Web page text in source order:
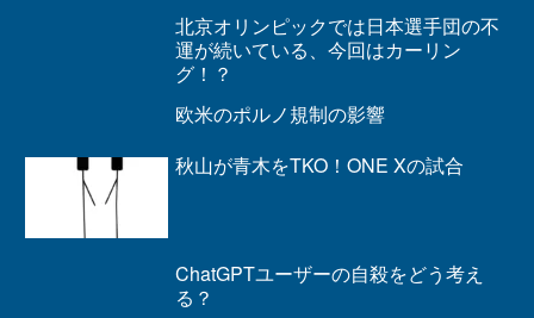
北京オリンピックでは日本選手団の不
運が続いている、今回はカーリン
グ！？
欧米のポルノ規制の影響
秋山が青木をTKO！ONE Xの試合
ChatGPTユーザーの自殺をどう考え
る？